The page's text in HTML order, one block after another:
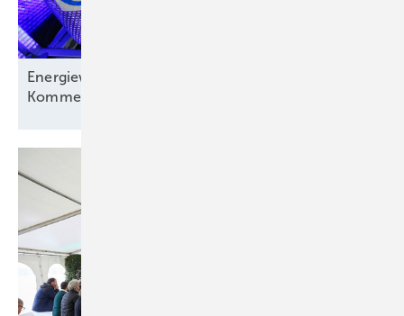
Energiewirtschaft auf der Verliererstraße? – ein
Kommentar